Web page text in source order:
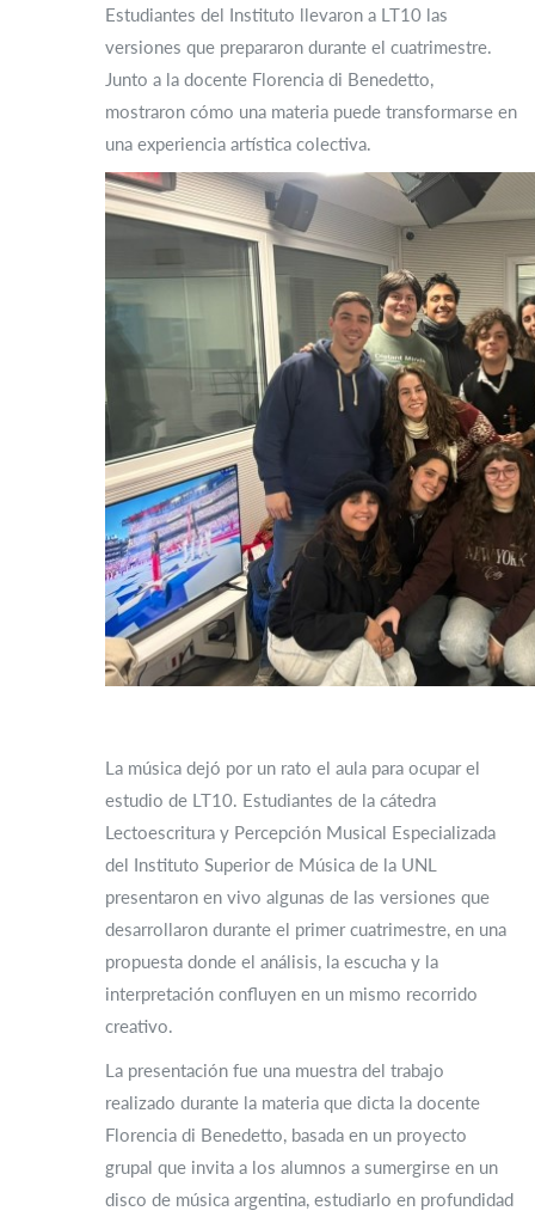
Estudiantes del Instituto llevaron a LT10 las
versiones que prepararon durante el cuatrimestre.
Junto a la docente Florencia di Benedetto,
mostraron cómo una materia puede transformarse en
una experiencia artística colectiva.
La música dejó por un rato el aula para ocupar el
estudio de LT10. Estudiantes de la cátedra
Lectoescritura y Percepción Musical Especializada
del Instituto Superior de Música de la UNL
presentaron en vivo algunas de las versiones que
desarrollaron durante el primer cuatrimestre, en una
propuesta donde el análisis, la escucha y la
interpretación confluyen en un mismo recorrido
creativo.
La presentación fue una muestra del trabajo
realizado durante la materia que dicta la docente
Florencia di Benedetto, basada en un proyecto
grupal que invita a los alumnos a sumergirse en un
disco de música argentina, estudiarlo en profundidad